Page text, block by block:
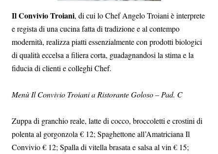
Il Convivio Troiani, di cui lo Chef Angelo Troiani è interprete
e regista di una cucina fatta di tradizione e al contempo
modernità, realizza piatti essenzialmente con prodotti biologici
di qualità eccelsa a filiera corta, guadagnandosi la stima e la
fiducia di clienti e colleghi Chef.
Menù Il Convivio Troiani a Ristorante Goloso – Pad. C
Zuppa di granchio reale, latte di cocco, broccoletti e crostini di
polenta al gorgonzola € 12; Spaghettone all’Amatriciana Il
Convivio € 12; Spalla di vitella brasata e salsa al vin € 15;